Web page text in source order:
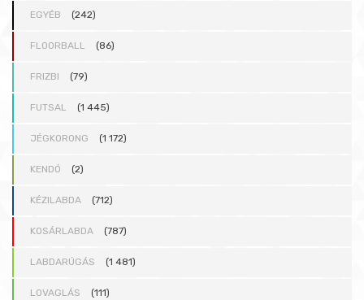
EGYÉB (242)
FLOORBALL (86)
FRIZBI (79)
FUTSAL (1 445)
JÉGKORONG (1 172)
KENDÓ (2)
KÉZILABDA (712)
KOSÁRLABDA (787)
LABDARÚGÁS (1 481)
LOVAGLÁS (111)